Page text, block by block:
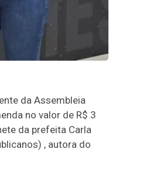
da Assembleia
no valor de R$ 3
da prefeita Carla
, autora do